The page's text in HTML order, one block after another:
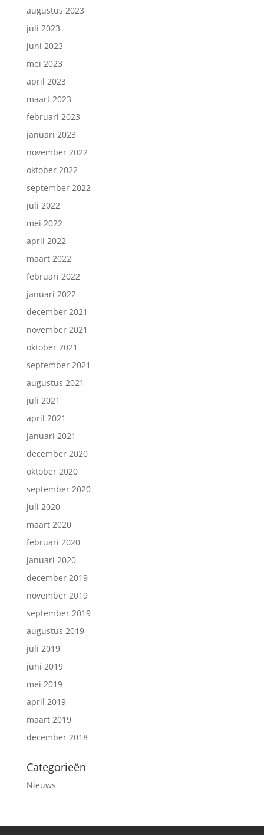
augustus 2023
juli 2023
juni 2023
mei 2023
april 2023
maart 2023
februari 2023
januari 2023
november 2022
oktober 2022
september 2022
juli 2022
mei 2022
april 2022
maart 2022
februari 2022
januari 2022
december 2021
november 2021
oktober 2021
september 2021
augustus 2021
juli 2021
april 2021
januari 2021
december 2020
oktober 2020
september 2020
juli 2020
maart 2020
februari 2020
januari 2020
december 2019
november 2019
september 2019
augustus 2019
juli 2019
juni 2019
mei 2019
april 2019
maart 2019
december 2018
Categorieën
Nieuws